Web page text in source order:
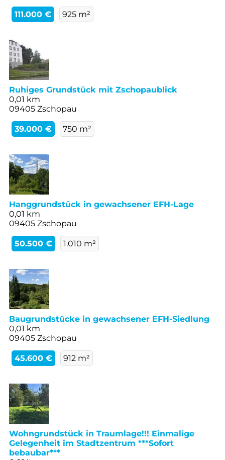
111.000 € 925 m²
Ruhiges Grundstück mit Zschopaublick
0,01 km
09405 Zschopau
39.000 € 750 m²
Hanggrundstück in gewachsener EFH-Lage
0,01 km
09405 Zschopau
50.500 € 1.010 m²
Baugrundstücke in gewachsener EFH-Siedlung
0,01 km
09405 Zschopau
45.600 € 912 m²
Wohngrundstück in Traumlage!!! Einmalige
Gelegenheit im Stadtzentrum ***Sofort
bebaubar***